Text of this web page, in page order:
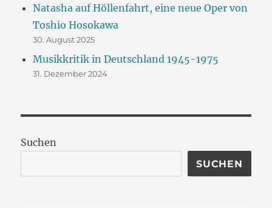
Natasha auf Höllenfahrt, eine neue Oper von
Toshio Hosokawa
30. August 2025
Musikkritik in Deutschland 1945-1975
31. Dezember 2024
Suchen
SUCHEN